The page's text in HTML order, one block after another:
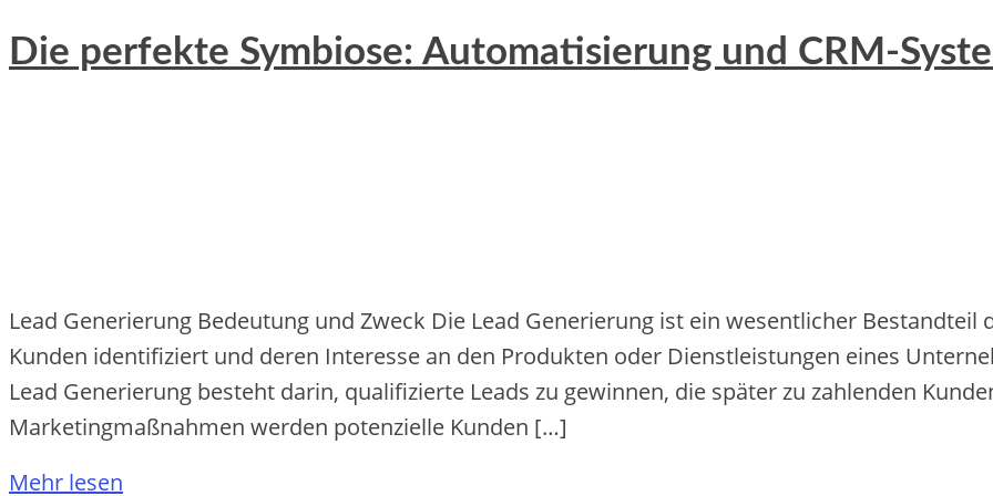
Die perfekte Symbiose: Automatisierung und CRM-
Lead Generierung Bedeutung und Zweck Die Lead Generierung ist ein wesentlicher
Kunden identifiziert und deren Interesse an den Produkten oder Dienstleistungen eines
Lead Generierung besteht darin, qualifizierte Leads zu gewinnen, die später zu zahlenden
Marketingmaßnahmen werden potenzielle Kunden […]
Mehr lesen